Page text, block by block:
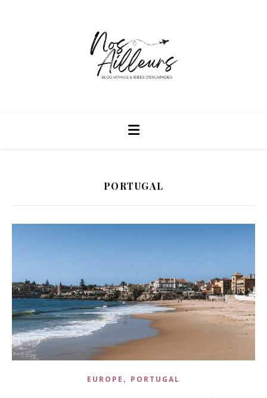
PORTUGAL
EUROPE , PORTUGAL